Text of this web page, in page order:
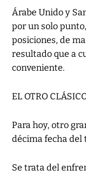
Árabe Unido y
por un solo
posiciones, de
resultado que a
conveniente.
EL OTRO
Para hoy, otro
décima fecha del
Se trata del